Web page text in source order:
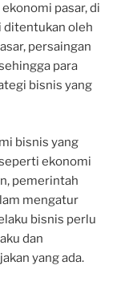
pasar, di
ditentukan oleh
persaingan
para
bisnis yang
bisnis yang
ekonomi
pemerintah
mengatur
bisnis perlu
dan
yang ada.